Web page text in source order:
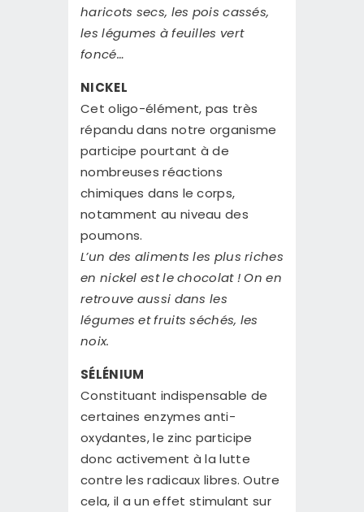
haricots secs, les pois cassés,
les légumes à feuilles vert
foncé…
NICKEL
Cet oligo-élément, pas très
répandu dans notre organisme
participe pourtant à de
nombreuses réactions
chimiques dans le corps,
notamment au niveau des
poumons.
L’un des aliments les plus riches
en nickel est le chocolat ! On en
retrouve aussi dans les
légumes et fruits séchés, les
noix.
SÉLÉNIUM
Constituant indispensable de
certaines enzymes anti-
oxydantes, le zinc participe
donc activement à la lutte
contre les radicaux libres. Outre
cela, il a un effet stimulant sur